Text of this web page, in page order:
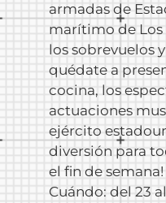
armadas de
marítimo de Los
los sobrevuelos
quédate a
cocina, los
actuaciones
ejército
diversión para
el fin de semana!
Cuándo: del 23